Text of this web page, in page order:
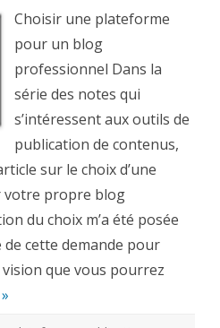
Choisir une plateforme
pour un blog
professionnel Dans la
série des notes qui
s’intéressent aux outils de
publication de contenus,
sur le choix d’une
votre propre blog
du choix m’a été posée
cette demande pour
que vous pourrez